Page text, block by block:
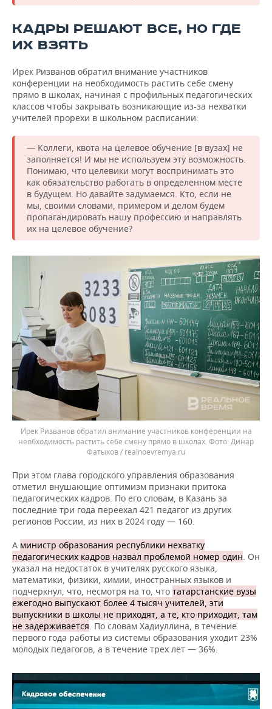
КАДРЫ РЕШАЮТ ВСЕ, НО ГДЕ
ИХ ВЗЯТЬ
Ирек Ризванов обратил внимание участников
конференции на необходимость растить себе смену
прямо в школах, начиная с профильных педагогических
классов чтобы закрывать возникающие из-за нехватки
учителей прорехи в школьном расписании:
— Коллеги, квота на целевое обучение [в вузах] не
заполняется! И мы не используем эту возможность.
Понимаю, что целевики могут воспринимать это
как обязательство работать в определенном месте
в будущем. Но давайте задумаемся. Кто, если не
мы, своими словами, примером и делом будем
пропагандировать нашу профессию и направлять
их на целевое обучение?
Ирек Ризванов обратил внимание участников конференции на
необходимость растить себе смену прямо в школах.
Динар
Фатыхов / realnoevremya.ru
При этом глава городского управления образования
отметил внушающие оптимизм признаки притока
педагогических кадров. По его словам, в Казань за
последние три года переехал 421 педагог из других
регионов России, из них в 2024 году — 160.
А министр образования республики нехватку
педагогических кадров назвал проблемой номер один. Он
указал на недостаток в учителях русского языка,
математики, физики, химии, иностранных языков и
подчеркнул, что, несмотря на то, что татарстанские вузы
ежегодно выпускают более 4 тысяч учителей, эти
выпускники в школы не приходят, а те, кто приходит, там
не задерживается. По словам Хадиуллина, в течение
первого года работы из системы образования уходит 23%
молодых педагогов, а в течение трех лет — 36%.